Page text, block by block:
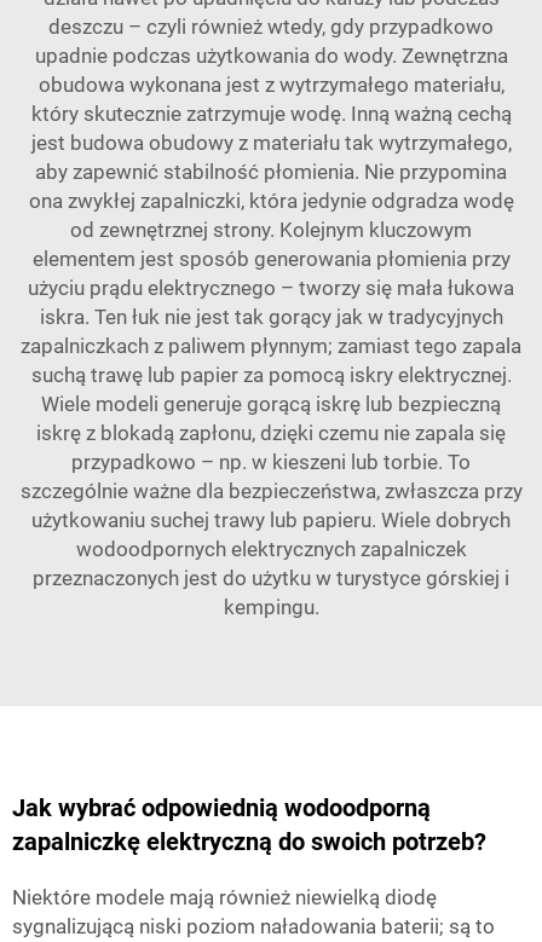
deszczu – czyli również wtedy, gdy przypadkowo
upadnie podczas użytkowania do wody. Zewnętrzna
obudowa wykonana jest z wytrzymałego materiału,
który skutecznie zatrzymuje wodę. Inną ważną cechą
jest budowa obudowy z materiału tak wytrzymałego,
aby zapewnić stabilność płomienia. Nie przypomina
ona zwykłej zapalniczki, która jedynie odgradza wodę
od zewnętrznej strony. Kolejnym kluczowym
elementem jest sposób generowania płomienia przy
użyciu prądu elektrycznego – tworzy się mała łukowa
iskra. Ten łuk nie jest tak gorący jak w tradycyjnych
zapalniczkach z paliwem płynnym; zamiast tego zapala
suchą trawę lub papier za pomocą iskry elektrycznej.
Wiele modeli generuje gorącą iskrę lub bezpieczną
iskrę z blokadą zapłonu, dzięki czemu nie zapala się
przypadkowo – np. w kieszeni lub torbie. To
szczególnie ważne dla bezpieczeństwa, zwłaszcza przy
użytkowaniu suchej trawy lub papieru. Wiele dobrych
wodoodpornych elektrycznych zapalniczek
przeznaczonych jest do użytku w turystyce górskiej i
kempingu.
Jak wybrać odpowiednią wodoodporną
zapalniczkę elektryczną do swoich potrzeb?
Niektóre modele mają również niewielką diodę
sygnalizującą niski poziom naładowania baterii; są to